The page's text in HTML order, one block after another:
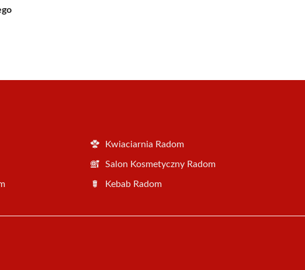
Kwiaciarnia Radom
Salon Kosmetyczny Radom
Kebab Radom